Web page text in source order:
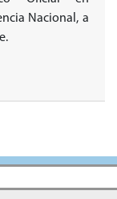
Nacional, a